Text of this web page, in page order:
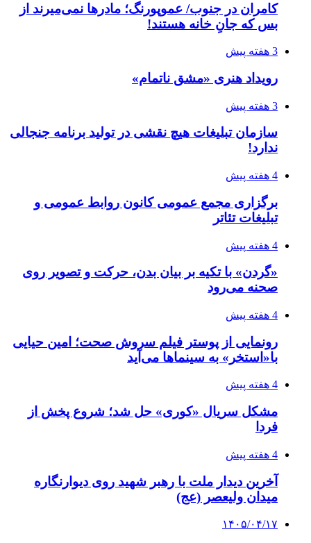
کامران در جنوب/ عموپورنگ؛ مادرها نمی‌میرند از
بس که جانِ خانه هستند!
3 هفته پیش
رویداد هنری «مشق ناتمام»
3 هفته پیش
سازمان تبلیغات هیچ نقشی در تولید برنامه جنجالی
ندارد!
4 هفته پیش
برگزاری مجمع عمومی کانون روابط عمومی و
تبلیغات تئاتر
4 هفته پیش
«گردن» با تکیه بر بیان بدن، حرکت و تصویر روی
صحنه می‌رود
4 هفته پیش
رونمایی از پوستر فیلم سروش صحت؛ امین حیایی
با«استخر» به سینماها می‌آید
4 هفته پیش
مشکل سریال «کوری» حل شد؛ شروع پخش از
فردا
4 هفته پیش
آخرین دیدار ملت با رهبر شهید روی دیوارنگاره
میدان ولیعصر (عج)
۱۴۰۵/۰۴/۱۷